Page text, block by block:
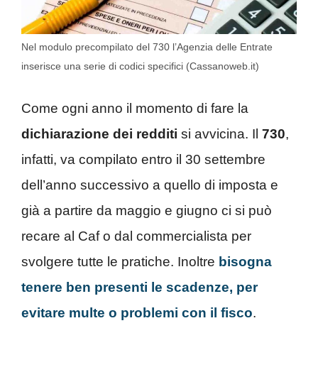
Nel modulo precompilato del 730 l’Agenzia delle Entrate
inserisce una serie di codici specifici (Cassanoweb.it)
Come ogni anno il momento di fare la
dichiarazione dei redditi si avvicina. Il 730,
infatti, va compilato entro il 30 settembre
dell’anno successivo a quello di imposta e
già a partire da maggio e giugno ci si può
recare al Caf o dal commercialista per
svolgere tutte le pratiche. Inoltre bisogna
tenere ben presenti le scadenze, per
evitare multe o problemi con il fisco.